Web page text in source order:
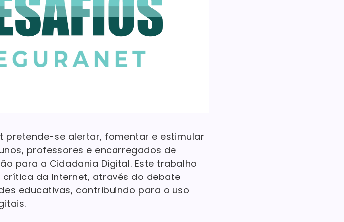
pretende-se alertar, fomentar e estimular
professores e encarregados de
para a Cidadania Digital. Este trabalho
da Internet, através do debate
educativas, contribuindo para o uso